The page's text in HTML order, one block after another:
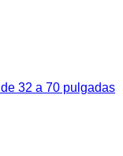
32 a 70 pulgadas